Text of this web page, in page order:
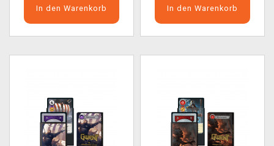
In den Warenkorb In den Warenkorb